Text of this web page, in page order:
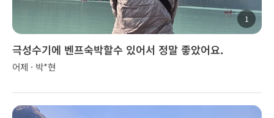
1
극성수기에 벤프숙박할수 있어서 정말 좋았어요.
어제 · 박*현